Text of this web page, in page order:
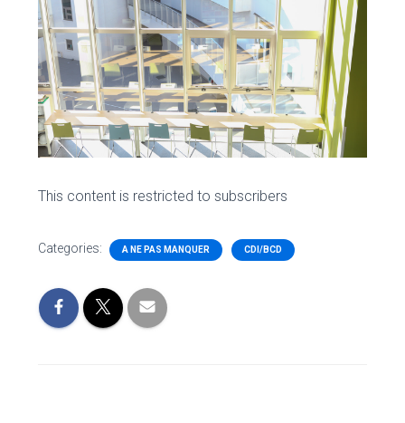
This content is restricted to subscribers
Categories: A NE PAS MANQUER CDI/BCD